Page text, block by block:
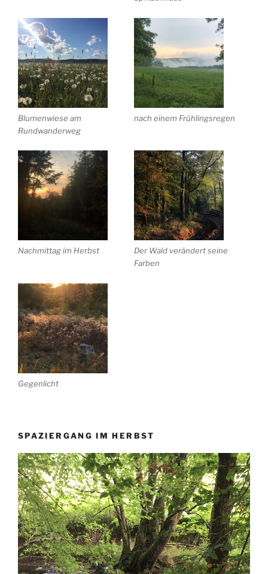
Blumenwiese am
Rundwanderweg
nach einem Frühlingsregen
Nachmittag im Herbst
Der Wald verändert seine
Farben
Gegenlicht
SPAZIERGANG IM HERBST
Video-
Player